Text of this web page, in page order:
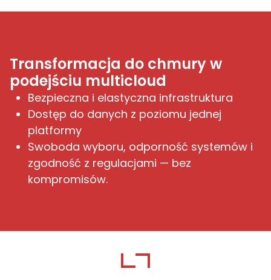
Transformacja do chmury w
podejściu multicloud
Bezpieczna i elastyczna infrastruktura
Dostęp do danych z poziomu jednej
platformy
Swoboda wyboru, odporność systemów i
zgodność z regulacjami — bez
kompromisów.